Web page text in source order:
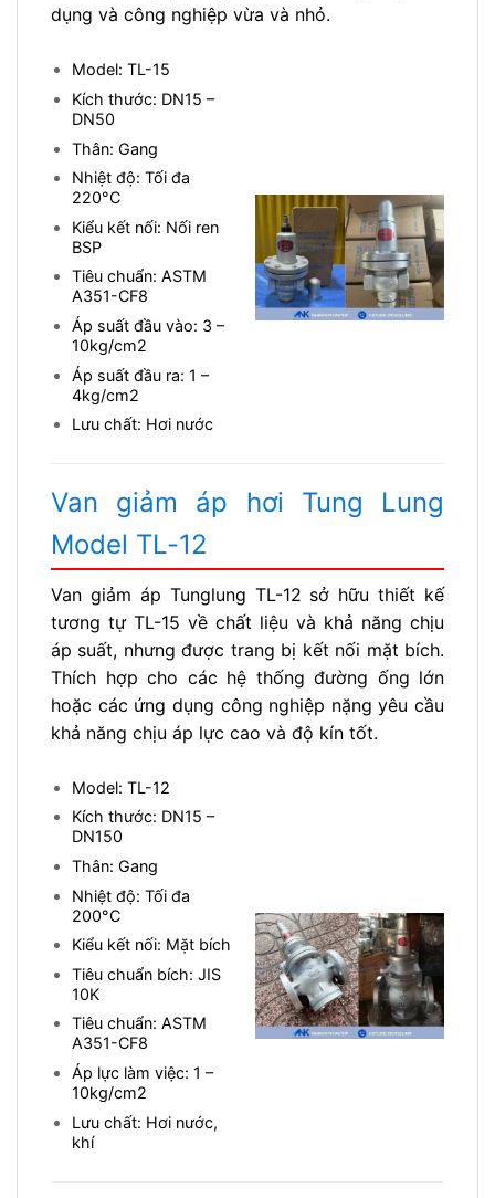
dụng và công nghiệp vừa và nhỏ.
Model: TL-15
Kích thước: DN15 –
DN50
Thân: Gang
Nhiệt độ: Tối đa
220°C
Kiểu kết nối: Nối ren
BSP
Tiêu chuẩn: ASTM
A351-CF8
Áp suất đầu vào: 3 –
10kg/cm2
Áp suất đầu ra: 1 –
4kg/cm2
Lưu chất: Hơi nước
Van giảm áp hơi Tung Lung
Model TL-12
Van giảm áp Tunglung TL-12 sở hữu thiết kế
tương tự TL-15 về chất liệu và khả năng chịu
áp suất, nhưng được trang bị kết nối mặt bích.
Thích hợp cho các hệ thống đường ống lớn
hoặc các ứng dụng công nghiệp nặng yêu cầu
khả năng chịu áp lực cao và độ kín tốt.
Model: TL-12
Kích thước: DN15 –
DN150
Thân: Gang
Nhiệt độ: Tối đa
200°C
Kiểu kết nối: Mặt bích
Tiêu chuẩn bích: JIS
10K
Tiêu chuẩn: ASTM
A351-CF8
Áp lực làm việc: 1 –
10kg/cm2
Lưu chất: Hơi nước,
khí